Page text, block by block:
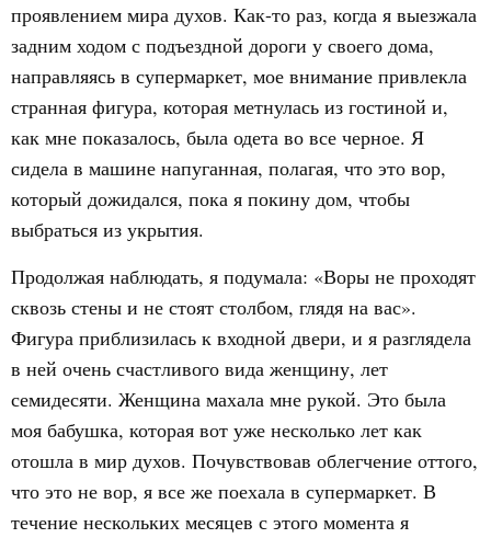
проявлением мира духов. Как-то раз, когда я выезжала
задним ходом с подъездной дороги у своего дома,
направляясь в супермаркет, мое внимание привлекла
странная фигура, которая метнулась из гостиной и,
как мне показалось, была одета во все черное. Я
сидела в машине напуганная, полагая, что это вор,
который дожидался, пока я покину дом, чтобы
выбраться из укрытия.
Продолжая наблюдать, я подумала: «Воры не проходят
сквозь стены и не стоят столбом, глядя на вас».
Фигура приблизилась к входной двери, и я разглядела
в ней очень счастливого вида женщину, лет
семидесяти. Женщина махала мне рукой. Это была
моя бабушка, которая вот уже несколько лет как
отошла в мир духов. Почувствовав облегчение оттого,
что это не вор, я все же поехала в супермаркет. В
течение нескольких месяцев с этого момента я